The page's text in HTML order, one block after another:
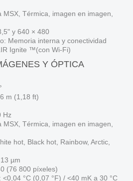
Térmica, imagen en imagen,
y 640 × 480
Memoria interna y conectividad
Ignite ™(con Wi-Fi)
Y ÓPTICA
m (1,18 ft)
Hz
Térmica, imagen en imagen,
hot, Black hot, Rainbow, Arctic,
µm
(76 800 píxeles)
°C (0,07 °F) / <40 mK a 30 °C